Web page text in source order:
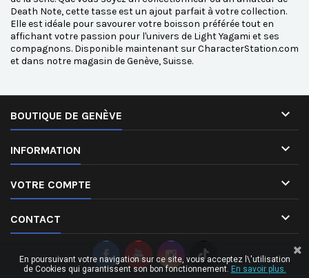
Death Note, cette tasse est un ajout parfait à votre collection.
Elle est idéale pour savourer votre boisson préférée tout en
affichant votre passion pour l'univers de Light Yagami et ses
compagnons. Disponible maintenant sur CharacterStation.com
et dans notre magasin de Genève, Suisse.
BOUTIQUE DE GENÈVE 
INFORMATION 
VOTRE COMPTE 
CONTACT 
En poursuivant votre navigation sur ce site, vous acceptez l\'utilisation
de Cookies qui garantissent son bon fonctionnement. En savoir plus.